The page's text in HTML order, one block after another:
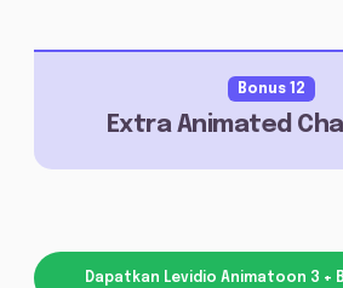
Bonus 12
Extra Animated
Dapatkan Levidio Animatoon 3 +